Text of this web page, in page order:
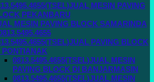
MESIN PAVING
PEKANBARU
MESIN PAVING BLOCK SAMARINDA
PAVING BLOCK
PONTIANAK
0813.5495.4655(TSEL)JUAL MESIN
PAVING BLOCK DI BANJARMASIN
0813.5495.4655(TSEL)JUAL MESIN